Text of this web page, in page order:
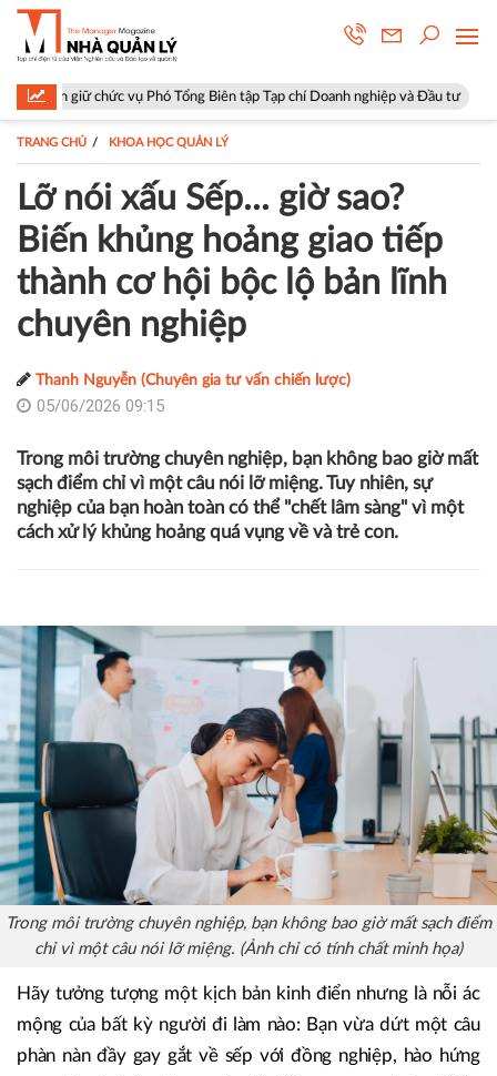
vụ Phó Tổng Biên tập Tạp chí Doanh nghiệp và Đầu tư Hà Nội:
TRANG CHỦ KHOA HỌC QUẢN LÝ
Lỡ nói xấu Sếp... giờ sao?
Biến khủng hoảng giao tiếp
thành cơ hội bộc lộ bản lĩnh
chuyên nghiệp
Thanh Nguyễn (Chuyên gia tư vấn chiến lược)
05/06/2026 09:15
Trong môi trường chuyên nghiệp, bạn không bao giờ mất
sạch điểm chỉ vì một câu nói lỡ miệng. Tuy nhiên, sự
nghiệp của bạn hoàn toàn có thể "chết lâm sàng" vì một
cách xử lý khủng hoảng quá vụng về và trẻ con.
Trong môi trường chuyên nghiệp, bạn không bao giờ mất sạch điểm
chỉ vì một câu nói lỡ miệng. (Ảnh chỉ có tính chất minh họa)
Hãy tưởng tượng một kịch bản kinh điển nhưng là nỗi ác
mộng của bất kỳ người đi làm nào: Bạn vừa dứt một câu
phàn nàn đầy gay gắt về sếp với đồng nghiệp, hào hứng